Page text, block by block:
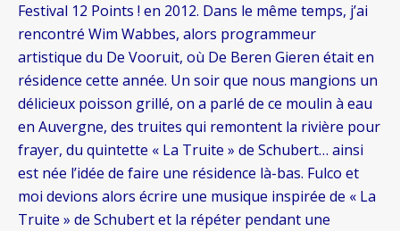
Festival 12 Points ! en 2012. Dans le même temps, j’ai
rencontré Wim Wabbes, alors programmeur
artistique du De Vooruit, où De Beren Gieren était en
résidence cette année. Un soir que nous mangions un
délicieux poisson grillé, on a parlé de ce moulin à eau
en Auvergne, des truites qui remontent la rivière pour
frayer, du quintette « La Truite » de Schubert… ainsi
est née l’idée de faire une résidence là-bas. Fulco et
moi devions alors écrire une musique inspirée de « La
Truite » de Schubert et la répéter pendant une